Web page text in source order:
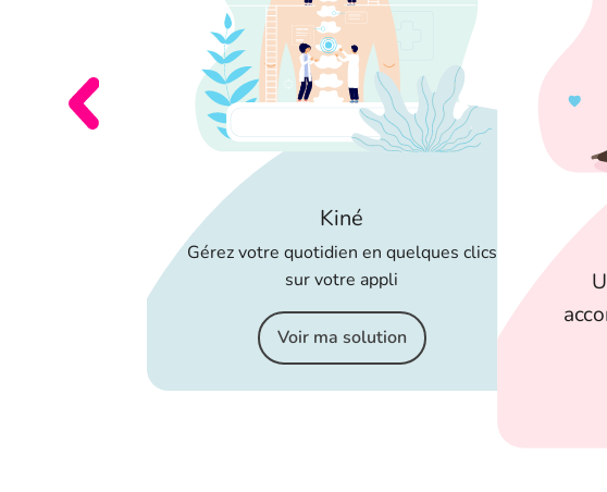
logiciel
Kiné
Gérez votre quotidien en quelques clics
sur votre appli
Voir ma solution